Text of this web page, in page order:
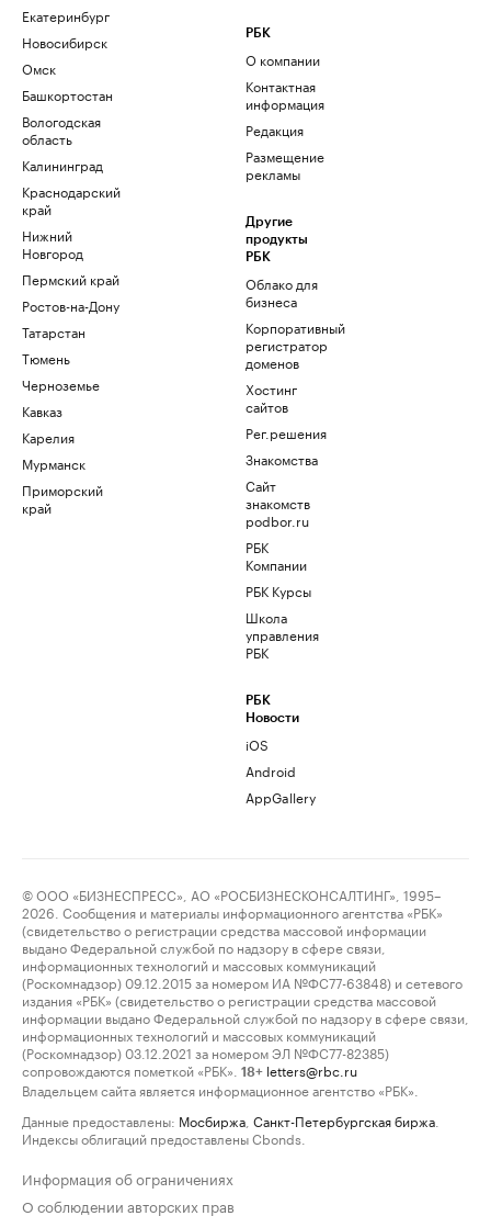
Екатеринбург
Новосибирск
Омск
Башкортостан
Вологодская
область
Калининград
Краснодарский
край
Нижний
Новгород
Пермский край
Ростов-на-Дону
Татарстан
Тюмень
Черноземье
Кавказ
Карелия
Мурманск
Приморский
край
РБК
О компании
Контактная
информация
Редакция
Размещение
рекламы
Другие
продукты
РБК
Облако для
бизнеса
Корпоративный
регистратор
доменов
Хостинг
сайтов
Рег.решения
Знакомства
Сайт
знакомств
podbor.ru
РБК
Компании
РБК Курсы
Школа
управления
РБК
РБК
Новости
iOS
Android
AppGallery
© ООО «БИЗНЕСПРЕСС», АО «РОСБИЗНЕСКОНСАЛТИНГ», 1995–
2026. Сообщения и материалы информационного агентства «РБК»
(свидетельство о регистрации средства массовой информации
выдано Федеральной службой по надзору в сфере связи,
информационных технологий и массовых коммуникаций
(Роскомнадзор) 09.12.2015 за номером ИА №ФС77-63848) и сетевого
издания «РБК» (свидетельство о регистрации средства массовой
информации выдано Федеральной службой по надзору в сфере связи,
информационных технологий и массовых коммуникаций
(Роскомнадзор) 03.12.2021 за номером ЭЛ №ФС77-82385)
сопровождаются пометкой «РБК».
18+ letters@rbc.ru
Владельцем сайта является информационное агентство «РБК».
Данные предоставлены: Мосбиржа Санкт-Петербургская биржа
Индексы облигаций предоставлены Cbonds.
Информация об ограничениях
О соблюдении авторских прав